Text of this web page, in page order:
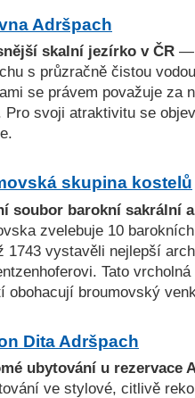
Adršpach
skalní jezírko v ČR —
s průzračně čistou
se právem považuje za
Pro svoji atraktivitu se
skupina kostelů
soubor barokní sakrální
zvelebuje 10
1743 vystavěli nejlepší
Tato
obohacují broumovský
Dita Adršpach
ubytování u rezervace
ve stylové, citlivě